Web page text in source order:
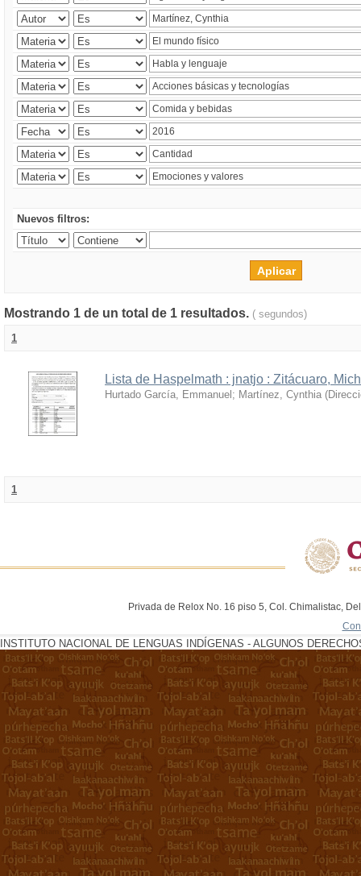
Nuevos filtros:
Mostrando 1 de un total de 1 resultados. ( segundos)
1
Lista de Haspelmath : jnatjo : Zitácuaro,
Hurtado García, Emmanuel ; Martínez, Cynthia (
1
Privada de Relox No. 16 piso 5, Col. Chimalistac,
INSTITUTO NACIONAL DE LENGUAS INDÍGENAS - ALGUNOS